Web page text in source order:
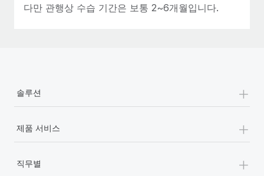
다만 관행상 수습 기간은 보통 2~6개월입니다.
솔루션 +
제품 서비스 +
직무별 +